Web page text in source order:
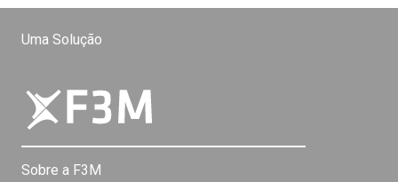
Uma Solução
Sobre a F3M